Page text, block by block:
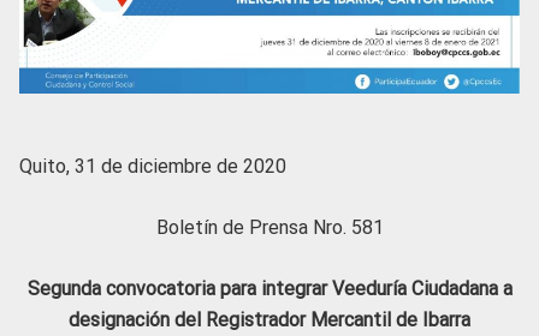
Quito, 31 de diciembre de 2020
Boletín de Prensa Nro. 581
Segunda convocatoria para integrar Veeduría Ciudadana a
designación del Registrador Mercantil de Ibarra